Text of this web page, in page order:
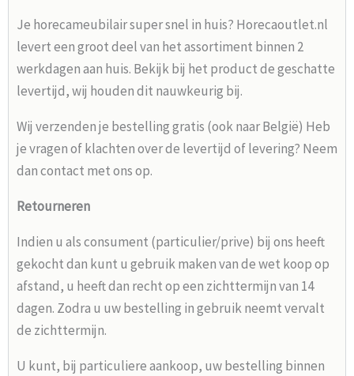
Je horecameubilair super snel in huis? Horecaoutlet.nl
levert een groot deel van het assortiment binnen 2
werkdagen aan huis. Bekijk bij het product de geschatte
levertijd, wij houden dit nauwkeurig bij.
Wij verzenden je bestelling gratis (ook naar België) Heb
je vragen of klachten over de levertijd of levering? Neem
dan contact met ons op.
Retourneren
Indien u als consument (particulier/prive) bij ons heeft
gekocht dan kunt u gebruik maken van de wet koop op
afstand, u heeft dan recht op een zichttermijn van 14
dagen. Zodra u uw bestelling in gebruik neemt vervalt
de zichttermijn.
U kunt, bij particuliere aankoop, uw bestelling binnen